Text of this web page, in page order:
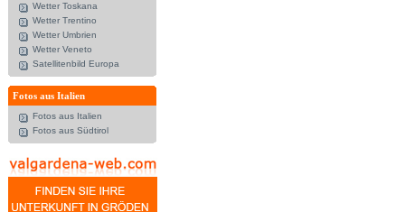
Wetter Toskana
Wetter Trentino
Wetter Umbrien
Wetter Veneto
Satellitenbild Europa
Fotos aus Italien
Fotos aus Italien
Fotos aus Südtirol